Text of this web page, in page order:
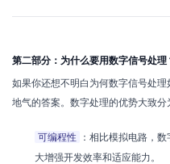
第二部分：为什么要用数字信号处理
如果你还想不明白为何数字信号处
地气的答案。数字处理的优势大致分
可编程性
：相比模拟电路，
大增强开发效率和适应能力。